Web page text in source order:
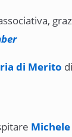
di Merito